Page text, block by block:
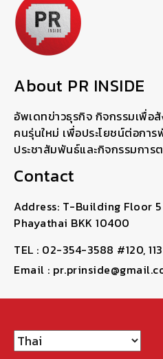
About PR INSIDE
อัพเดทข่าวธุรกิจ กิจกรรมเพื่อ
คนรุ่นใหม่ เพื่อประโยชน์ต่อกา
ประชาสัมพันธ์และกิจกรรมการ
Contact
Address: T-Building Floor
Phayathai BKK 10400
TEL : 02-354-3588 #120, 113
Email :